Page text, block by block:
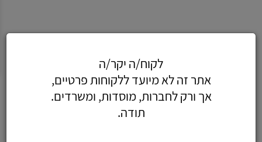
לקוח/ה יקר/ה
אתר זה לא מיועד ללקוחות פרטיים,
אך ורק לחברות, מוסדות, ומשרדים.
תודה.